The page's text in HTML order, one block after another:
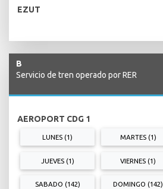
EZUT
B
Servicio de tren operado por RER
AEROPORT CDG 1
LUNES (1) MARTES (1)
JUEVES (1) VIERNES (1)
SABADO (142) DOMINGO (142)